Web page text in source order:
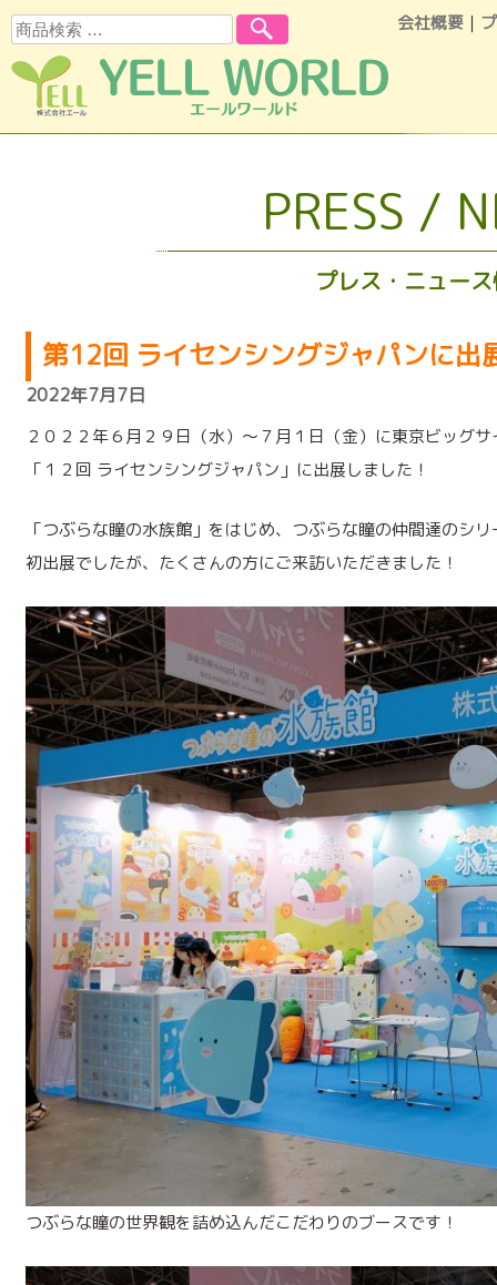
会社概要 ｜
検索
PRESS /
プレス・ニュー
第12回 ライセンシングジャパンに出
2022年7月7日
２０２２年６月２９日（水）～７月１日（金）に東京ビッグ
「１２回 ライセンシングジャパン」に出展しました！
「つぶらな瞳の水族館」をはじめ、つぶらな瞳の仲間達のシ
初出展でしたが、たくさんの方にご来訪いただきました！
つぶらな瞳の世界観を詰め込んだこだわりのブースです！